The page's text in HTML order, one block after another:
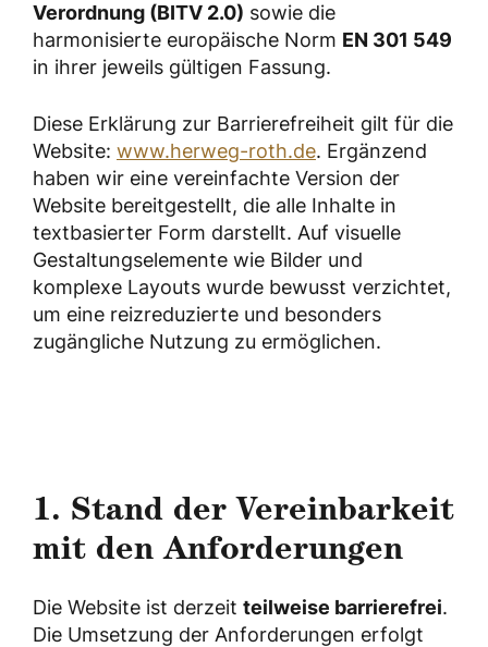
Verordnung (BITV 2.0) sowie die
harmonisierte europäische Norm EN 301 549
in ihrer jeweils gültigen Fassung.
Diese Erklärung zur Barrierefreiheit gilt für die
Website: www.herweg-roth.de. Ergänzend
haben wir eine vereinfachte Version der
Website bereitgestellt, die alle Inhalte in
textbasierter Form darstellt. Auf visuelle
Gestaltungselemente wie Bilder und
komplexe Layouts wurde bewusst verzichtet,
um eine reizreduzierte und besonders
zugängliche Nutzung zu ermöglichen.
1. Stand der Vereinbarkeit
mit den Anforderungen
Die Website ist derzeit teilweise barrierefrei.
Die Umsetzung der Anforderungen erfolgt